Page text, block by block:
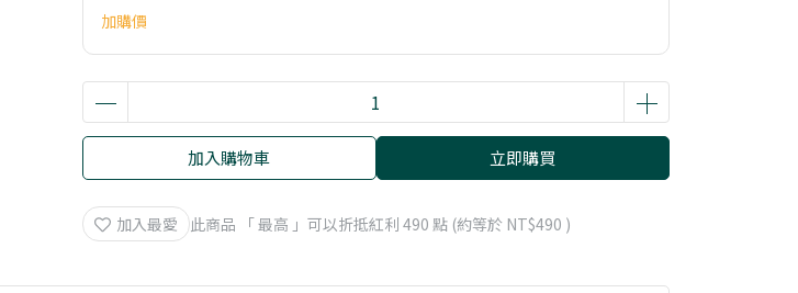
加購價
加入購物車 立即購買
加入最愛 此商品 「 最高 」可以折抵紅利 490 點 (約等於 NT$490 )